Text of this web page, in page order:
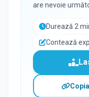
are nevoie
Durează 2
Contează